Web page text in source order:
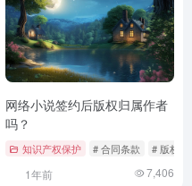
# 开源软件
网络小说签约后版权归属作者
吗？
知识产权保护 # 合同条款 # 版权纠
1年前 7,406